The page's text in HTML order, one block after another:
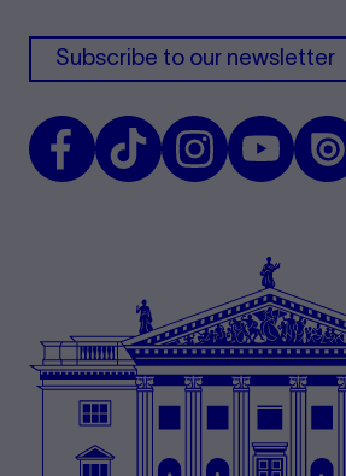
Subscribe to our newsletter
FacebookTikTok InstagramYoutubeIssuu